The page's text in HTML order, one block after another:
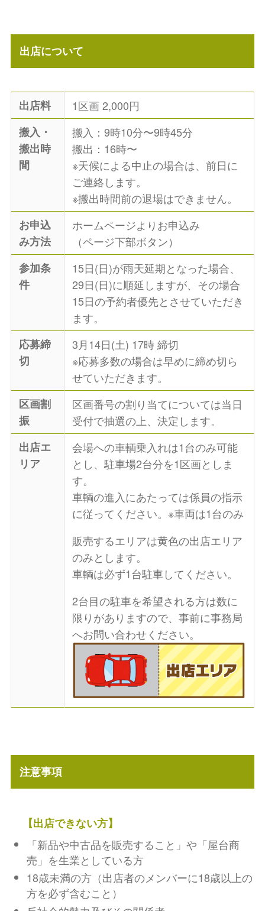
出店について
出店料
1区画 2,000円
搬入・
搬出時
間
搬入：9時10分〜9時45分
搬出：16時〜
※天候による中止の場合は、前日に
ご連絡します。
※搬出時間前の退場はできません。
お申込
み方法
ホームページよりお申込み
（ページ下部ボタン）
参加条
件
15日(日)が雨天延期となった場合、
29日(日)に順延しますが、その場合
15日の予約者優先とさせていただき
ます。
応募締
切
3月14日(土) 17時 締切
※応募多数の場合は早めに締め切ら
せていただきます。
区画割
振
区画番号の割り当てについては当日
受付で抽選の上、決定します。
出店エ
リア
会場への車輌乗入れは1台のみ可能
とし、駐車場2台分を1区画としま
す。
車輌の進入にあたっては係員の指示
に従ってください。※車両は1台のみ
販売するエリアは黄色の出店エリア
のみとします。
車輌は必ず1台駐車してください。
2台目の駐車を希望される方は数に
限りがありますので、事前に事務局
へお問い合わせください。
注意事項
【出店できない方】
「新品や中古品を販売すること」や「屋台商
売」を生業としている方
18歳未満の方（出店者のメンバーに18歳以上の
方を必ず含むこと）